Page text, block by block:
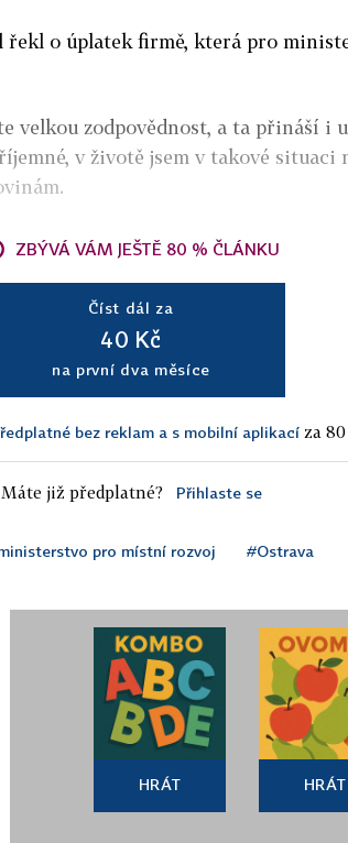
řekl o úplatek firmě, která pro
velkou zodpovědnost, a ta přináší i
v životě jsem v takové situaci
ZBÝVÁ VÁM JEŠTĚ 80 % ČLÁNKU
Číst dál za
40 Kč
na první dva měsíce
bez reklam a s mobilní aplikací za
Máte již předplatné? Přihlaste se
pro místní rozvoj #Ostrava
HRÁT HRÁT